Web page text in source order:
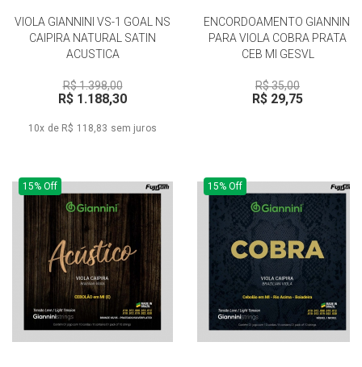
VIOLA GIANNINI VS-1 GOAL NS
CAIPIRA NATURAL SATIN
ACUSTICA
R$ 1.398,00
R$ 1.188,30
10x de R$ 118,83 sem juros
ENCORDOAMENTO GIANNINI
PARA VIOLA COBRA PRATA
CEB MI GESVL
R$ 35,00
R$ 29,75
15% Off 15% Off